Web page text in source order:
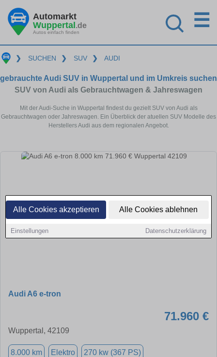
Alle Cookies akzeptieren Alle Cookies ablehnen
Einstellungen Datenschutzerklärung
Automarkt
Wuppertal.de
Autos einfach finden
☰
❯ SUCHEN ❯ SUV ❯ AUDI
gebrauchte Audi SUV in Wuppertal und im Umkreis suchen
SUV von Audi als Gebrauchtwagen & Jahreswagen
Mit der Audi-Suche in Wuppertal findest du gezielt SUV von Audi als
Gebrauchtwagen oder Jahreswagen. Ein Überblick der atuellen SUV Modelle des
Herstellers Audi aus dem regionalen Angebot.
Audi A6 e-tron
71.960 €
Wuppertal, 42109
8.000 km Elektro 270 kw (367 PS)